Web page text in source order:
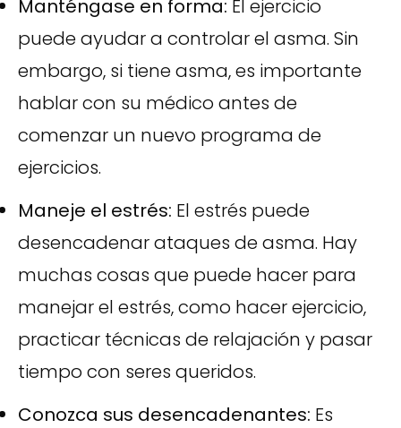
Manténgase en forma: El ejercicio
puede ayudar a controlar el asma. Sin
embargo, si tiene asma, es importante
hablar con su médico antes de
comenzar un nuevo programa de
ejercicios.
Maneje el estrés: El estrés puede
desencadenar ataques de asma. Hay
muchas cosas que puede hacer para
manejar el estrés, como hacer ejercicio,
practicar técnicas de relajación y pasar
tiempo con seres queridos.
Conozca sus desencadenantes: Es